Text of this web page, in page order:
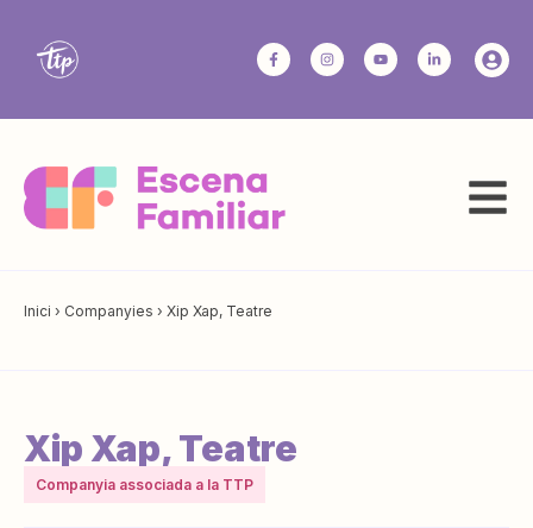
Inici › Companyies › Xip Xap, Teatre
Xip Xap, Teatre
Companyia associada a la TTP